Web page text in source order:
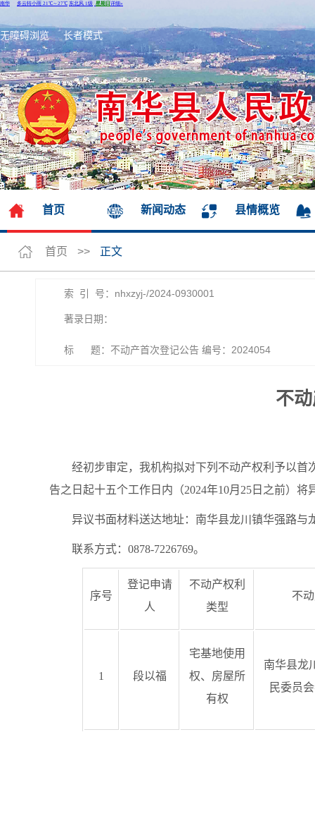
无障碍浏览 长者模式
首页 新闻动态 县情概览
首页 >> 正文
索 引 号：nhxzyj-/2024-0930001
著录日期：
标 题：不动产首次登记公告 编号：2024054
不
经初步审定，我机构拟对下列不动产权利予以
告之日起十五个工作日内（2024年10月25日之前）
异议书面材料送达地址：南华县龙川镇华强路与
联系方式：0878-7226769。
序号
登记申请
人
不动产权利
类型
不
1 段以福
宅基地使用
权、房屋所
有权
南华县龙
民委员